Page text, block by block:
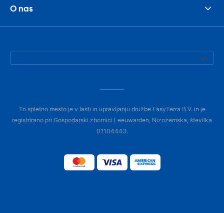
O nas
To spletno mesto je v lasti in upravljanju družbe EasyTerra B.V. in je
registrirano pri Gospodarski zbornici Leeuwarden, Nizozemska, številka
01104443.